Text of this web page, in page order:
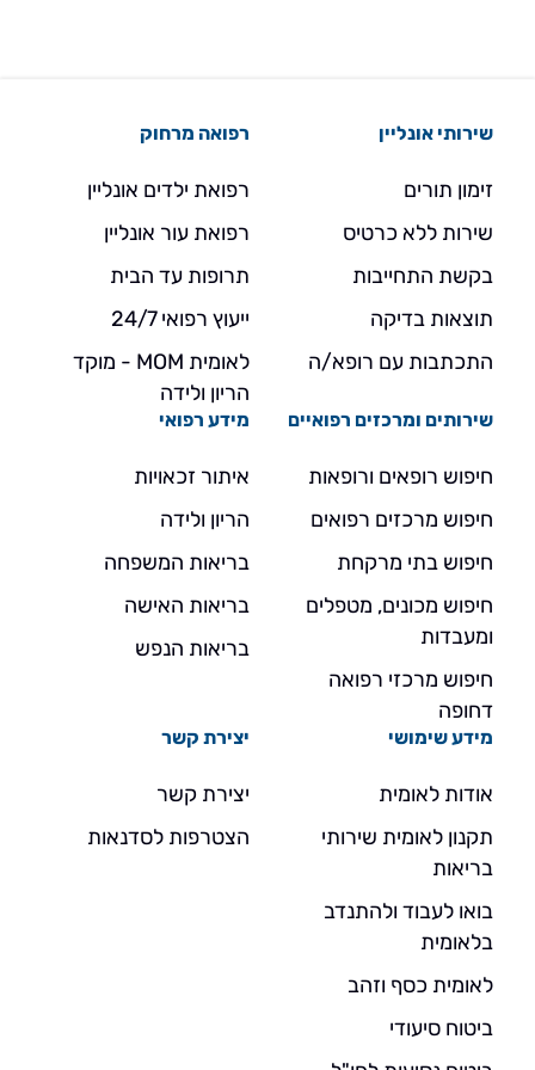
שירותי אונליין
זימון תורים
שירות ללא כרטיס
בקשת התחייבות
תוצאות בדיקה
התכתבות עם רופא/ה
רפואה מרחוק
רפואת ילדים אונליין
רפואת עור אונליין
תרופות עד הבית
ייעוץ רפואי 24/7
לאומית MOM - מוקד
הריון ולידה
שירותים ומרכזים רפואיים
חיפוש רופאים ורופאות
חיפוש מרכזים רפואים
חיפוש בתי מרקחת
חיפוש מכונים, מטפלים
ומעבדות
חיפוש מרכזי רפואה
דחופה
מידע רפואי
איתור זכאויות
הריון ולידה
בריאות המשפחה
בריאות האישה
בריאות הנפש
מידע שימושי
אודות לאומית
תקנון לאומית שירותי
בריאות
בואו לעבוד ולהתנדב
בלאומית
לאומית כסף וזהב
ביטוח סיעודי
יצירת קשר
יצירת קשר
הצטרפות לסדנאות